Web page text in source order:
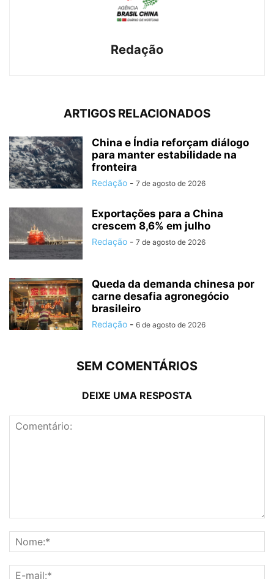
Redação
ARTIGOS RELACIONADOS
China e Índia reforçam diálogo
para manter estabilidade na
fronteira
Redação - 7 de agosto de 2026
Exportações para a China
crescem 8,6% em julho
Redação - 7 de agosto de 2026
Queda da demanda chinesa por
carne desafia agronegócio
brasileiro
Redação - 6 de agosto de 2026
SEM COMENTÁRIOS
DEIXE UMA RESPOSTA